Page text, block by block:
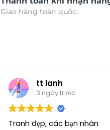
Giao hàng toàn quốc.
tt lanh
3 ngày trước
Tranh đẹp, các bạn nhân